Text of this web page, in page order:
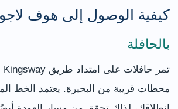
كيفية الوصول إلى هوف
بالحافلة
محطات قريبة من البحيرة. يعتمد الخط